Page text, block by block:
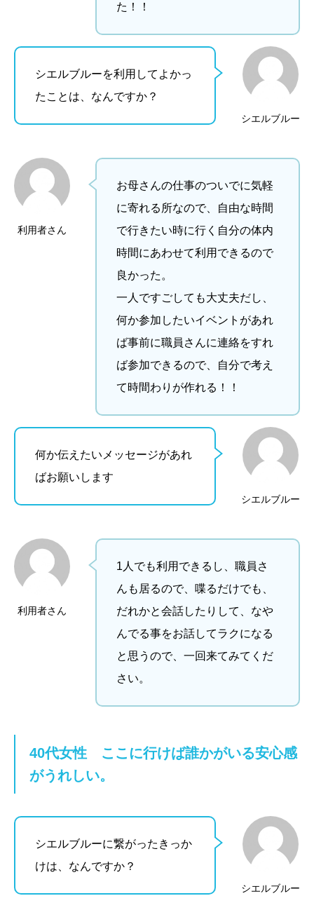
た！！
シエルブルー
シエルブルーを利用してよかっ
たことは、なんですか？
利用者さん
お母さんの仕事のついでに気軽
に寄れる所なので、自由な時間
で行きたい時に行く自分の体内
時間にあわせて利用できるので
良かった。
一人ですごしても大丈夫だし、
何か参加したいイベントがあれ
ば事前に職員さんに連絡をすれ
ば参加できるので、自分で考え
て時間わりが作れる！！
シエルブルー
何か伝えたいメッセージがあれ
ばお願いします
利用者さん
1人でも利用できるし、職員さ
んも居るので、喋るだけでも、
だれかと会話したりして、なや
んでる事をお話してラクになる
と思うので、一回来てみてくだ
さい。
40代女性 ここに行けば誰かがいる安心感
がうれしい。
シエルブルー
シエルブルーに繋がったきっか
けは、なんですか？